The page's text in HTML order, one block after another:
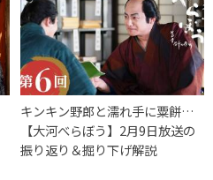
キンキン野郎と濡れ手に粟餅…
【大河べらぼう】2月9日放送の
振り返り＆掘り下げ解説